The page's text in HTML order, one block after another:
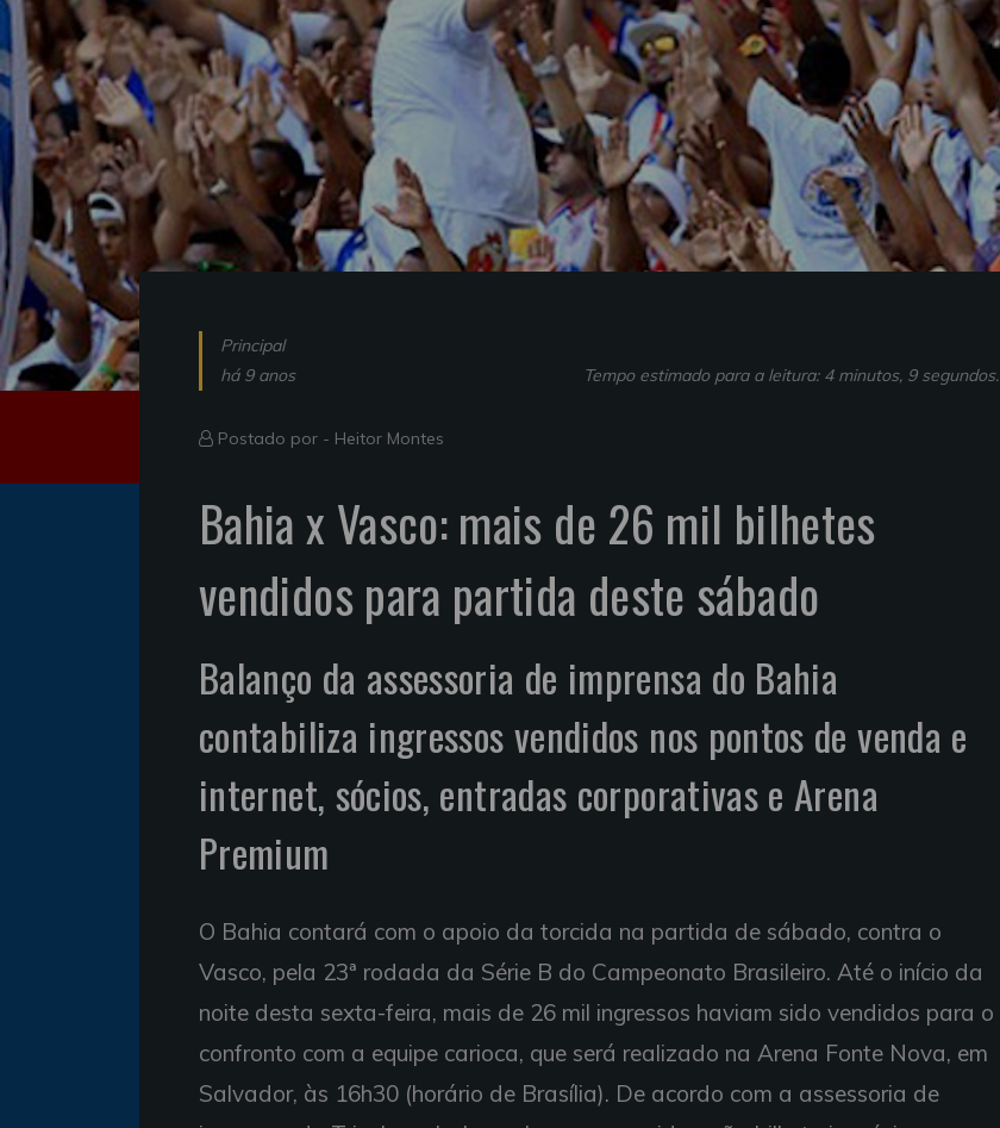
Principal
há 9 anos
Tempo estimado para a leitura: 4 minutos, 9 segundos.
Postado por - Heitor Montes
Bahia x Vasco: mais de 26 mil bilhetes
vendidos para partida deste sábado
Balanço da assessoria de imprensa do Bahia
contabiliza ingressos vendidos nos pontos de venda e
internet, sócios, entradas corporativas e Arena
Premium
O Bahia contará com o apoio da torcida na partida de sábado, contra o
Vasco, pela 23ª rodada da Série B do Campeonato Brasileiro. Até o início da
noite desta sexta-feira, mais de 26 mil ingressos haviam sido vendidos para o
confronto com a equipe carioca, que será realizado na Arena Fonte Nova, em
Salvador, às 16h30 (horário de Brasília). De acordo com a assessoria de